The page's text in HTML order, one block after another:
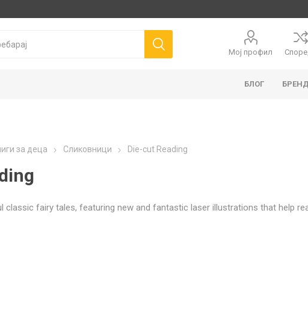
Мој профил
БЛОГ
Canal Toys
Trudi Goki
за деца Сликовници Die-cut Reading
classic fairy tales, featuring new and fantastic laser illustrations that help